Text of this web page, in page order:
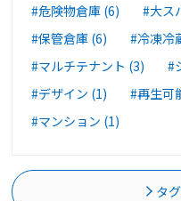
#危険物倉庫 (6)
#大ス
#保管倉庫 (6)
#冷凍冷
#マルチテナント (3)
#
#デザイン (1)
#再生可
#マンション (1)
タ